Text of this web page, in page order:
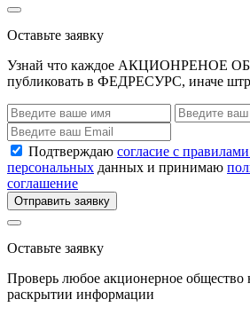
Оставьте заявку
Узнай что каждое АКЦИОНРЕНОЕ
публиковать в ФЕДРЕСУРС, иначе
Подтверждаю согласие с
персональных данных и принимаю
соглашение
Отправить заявку
Оставьте заявку
Проверь любое акционерное общество
раскрытии информации